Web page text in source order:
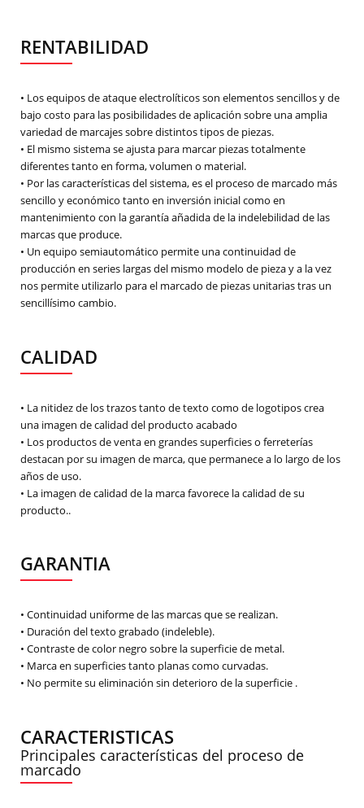
RENTABILIDAD
• Los equipos de ataque electrolíticos son elementos sencillos y de
bajo costo para las posibilidades de aplicación sobre una amplia
variedad de marcajes sobre distintos tipos de piezas.
• El mismo sistema se ajusta para marcar piezas totalmente
diferentes tanto en forma, volumen o material.
• Por las características del sistema, es el proceso de marcado más
sencillo y económico tanto en inversión inicial como en
mantenimiento con la garantía añadida de la indelebilidad de las
marcas que produce.
• Un equipo semiautomático permite una continuidad de
producción en series largas del mismo modelo de pieza y a la vez
nos permite utilizarlo para el marcado de piezas unitarias tras un
sencillísimo cambio.
CALIDAD
• La nitidez de los trazos tanto de texto como de logotipos crea
una imagen de calidad del producto acabado
• Los productos de venta en grandes superficies o ferreterías
destacan por su imagen de marca, que permanece a lo largo de los
años de uso.
• La imagen de calidad de la marca favorece la calidad de su
producto..
GARANTIA
• Continuidad uniforme de las marcas que se realizan.
• Duración del texto grabado (indeleble).
• Contraste de color negro sobre la superficie de metal.
• Marca en superficies tanto planas como curvadas.
• No permite su eliminación sin deterioro de la superficie .
CARACTERISTICAS
Principales características del proceso de
marcado